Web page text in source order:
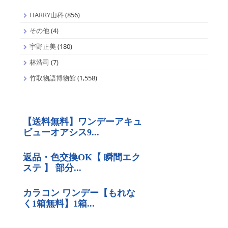
HARRY山科(856)
その他(4)
宇野正美(180)
林浩司 (7)
竹取物語博物館(1,558)